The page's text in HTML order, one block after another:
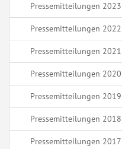
Pressemitteilungen 2023
Pressemitteilungen 2022
Pressemitteilungen 2021
Pressemitteilungen 2020
Pressemitteilungen 2019
Pressemitteilungen 2018
Pressemitteilungen 2017